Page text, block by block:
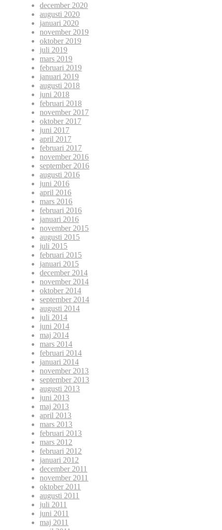
december 2020
augusti 2020
januari 2020
november 2019
oktober 2019
juli 2019
mars 2019
februari 2019
januari 2019
augusti 2018
juni 2018
februari 2018
november 2017
oktober 2017
juni 2017
april 2017
februari 2017
november 2016
september 2016
augusti 2016
juni 2016
april 2016
mars 2016
februari 2016
januari 2016
november 2015
augusti 2015
juli 2015
februari 2015
januari 2015
december 2014
november 2014
oktober 2014
september 2014
augusti 2014
juli 2014
juni 2014
maj 2014
mars 2014
februari 2014
januari 2014
november 2013
september 2013
augusti 2013
juni 2013
maj 2013
april 2013
mars 2013
februari 2013
mars 2012
februari 2012
januari 2012
december 2011
november 2011
oktober 2011
augusti 2011
juli 2011
juni 2011
maj 2011